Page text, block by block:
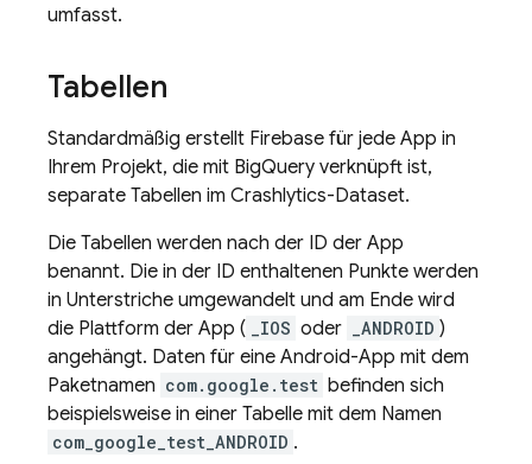
umfasst.
Tabellen
Standardmäßig erstellt Firebase für jede App in
Ihrem Projekt, die mit BigQuery verknüpft ist,
separate Tabellen im Crashlytics-Dataset.
Die Tabellen werden nach der ID der App
benannt. Die in der ID enthaltenen Punkte werden
in Unterstriche umgewandelt und am Ende wird
die Plattform der App (
_IOS oder _ANDROID )
angehängt. Daten für eine Android-App mit dem
Paketnamen com.google.test befinden sich
beispielsweise in einer Tabelle mit dem Namen
com_google_test_ANDROID .